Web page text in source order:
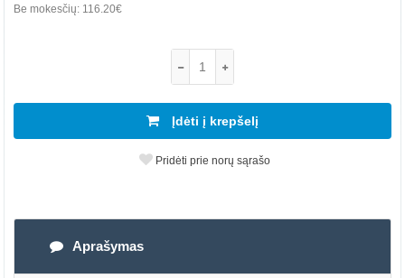
Be mokesčių: 116.20€
Įdėti į krepšelį
Pridėti prie norų sąrašo
Aprašymas